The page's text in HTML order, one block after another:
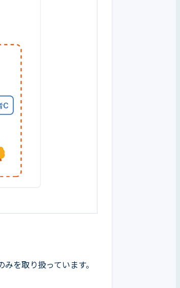
を取り扱っています。